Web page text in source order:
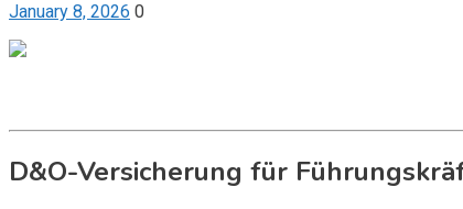
January 8, 2026 0
D&O-Versicherung für